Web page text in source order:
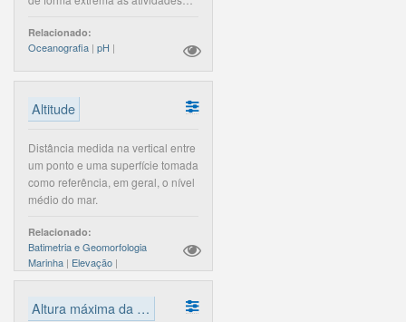
ao largo.
alcalinidade é devida
principalmente aos carbonatos,
bicarbonatos, hidróxidos, silicatos,
boratos, fosfatos e amoníaco.
Relacionado:
Oceanografia | pH |
Altitude
Distância medida na vertical entre
um ponto e uma superfície tomada
como referência, em geral, o nível
médio do mar.
Relacionado:
Batimetria e Geomorfologia
Marinha | Elevação |
Altura máxima da onda